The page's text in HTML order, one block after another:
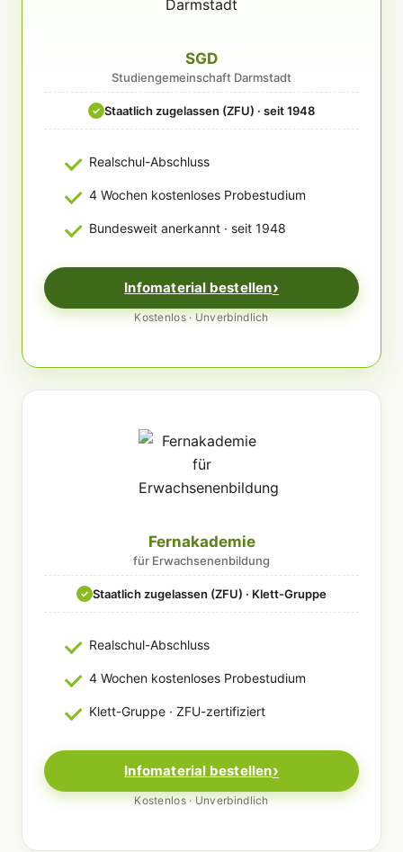
SGD
Studiengemeinschaft Darmstadt
✓ Staatlich zugelassen (ZFU) · seit 1948
Realschul-Abschluss
4 Wochen kostenloses Probestudium
Bundesweit anerkannt · seit 1948
Infomaterial bestellen
Kostenlos · Unverbindlich
Fernakademie
für Erwachsenenbildung
✓ Staatlich zugelassen (ZFU) · Klett-Gruppe
Realschul-Abschluss
4 Wochen kostenloses Probestudium
Klett-Gruppe · ZFU-zertifiziert
Infomaterial bestellen
Kostenlos · Unverbindlich